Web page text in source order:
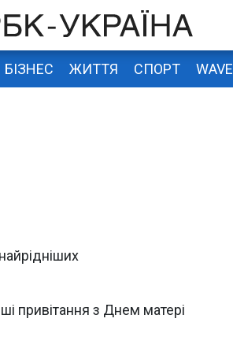
БІЗНЕС ЖИТТЯ СПОРТ WAVE
привітання з Днем матері